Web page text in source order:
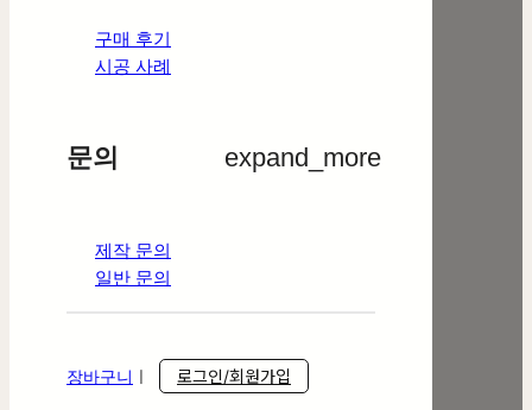
구매 후기
시공 사례
문의 expand_more
제작 문의
일반 문의
장바구니 로그인/회원가입